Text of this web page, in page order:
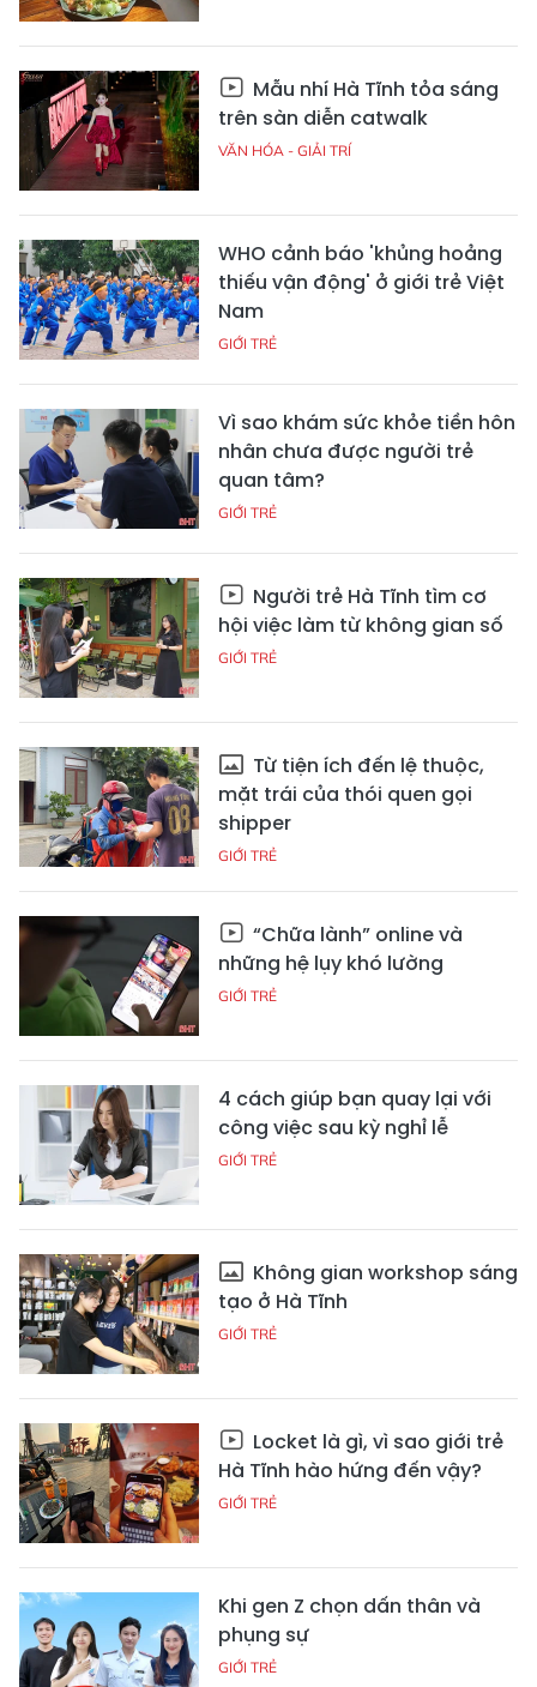
Mẫu nhí Hà Tĩnh tỏa sáng
trên sàn diễn catwalk
VĂN HÓA - GIẢI TRÍ
WHO cảnh báo 'khủng hoảng
thiếu vận động' ở giới trẻ Việt
Nam
GIỚI TRẺ
Vì sao khám sức khỏe tiền hôn
nhân chưa được người trẻ
quan tâm?
GIỚI TRẺ
Người trẻ Hà Tĩnh tìm cơ
hội việc làm từ không gian số
GIỚI TRẺ
Từ tiện ích đến lệ thuộc,
mặt trái của thói quen gọi
shipper
GIỚI TRẺ
“Chữa lành” online và
những hệ lụy khó lường
GIỚI TRẺ
4 cách giúp bạn quay lại với
công việc sau kỳ nghỉ lễ
GIỚI TRẺ
Không gian workshop sáng
tạo ở Hà Tĩnh
GIỚI TRẺ
Locket là gì, vì sao giới trẻ
Hà Tĩnh hào hứng đến vậy?
GIỚI TRẺ
Khi gen Z chọn dấn thân và
phụng sự
GIỚI TRẺ